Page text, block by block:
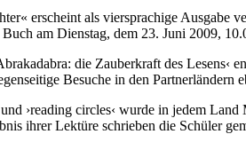
erscheint als viersprachige Ausgabe
am Dienstag, dem 23. Juni 2009,
die Zauberkraft des Lesens‹
Besuche in den Partnerländern
›reading circles‹ wurde in jedem
ihrer Lektüre schrieben die Schüler